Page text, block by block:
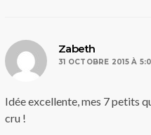
Zabeth
31 OCTOBRE 2015 À
Idée excellente, mes 7 petits
cru !